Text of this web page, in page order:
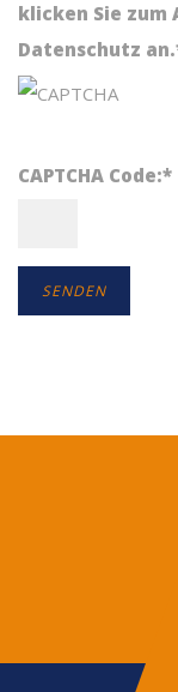
klicken Sie zum
Datenschutz an.
CAPTCHA Code:*